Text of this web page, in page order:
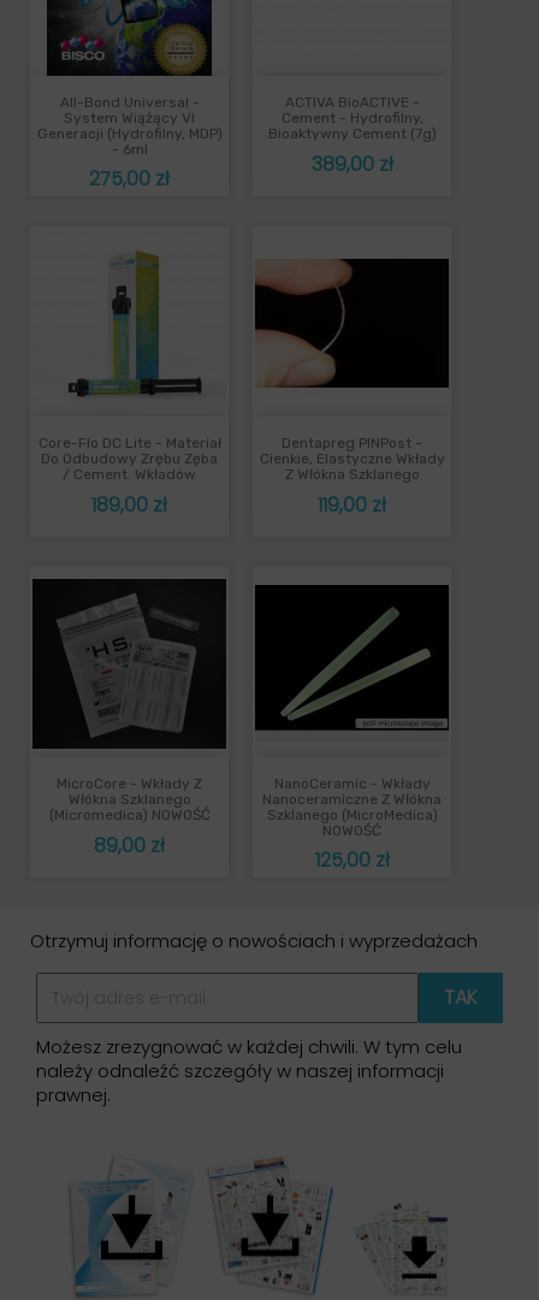
All-Bond Universal -
System Wiążący VI
Generacji (hydrofilny, MDP)
- 6ml
Cena
275,00 zł
ACTIVA BioACTIVE -
Cement - Hydrofilny,
Bioaktywny Cement (7g)
Cena
389,00 zł
Core-Flo DC Lite - Materiał
Do Odbudowy Zrębu Zęba
/ Cement. Wkładów
Cena
189,00 zł
Dentapreg PINPost -
Cienkie, Elastyczne Wkłady
Z Włókna Szklanego
Cena
119,00 zł
MicroCore - Wkłady Z
Włókna Szklanego
(Micromedica) NOWOŚĆ
Cena
89,00 zł
NanoCeramic - Wkłady
Nanoceramiczne Z Włókna
Szklanego (MicroMedica)
NOWOŚĆ
Cena
125,00 zł
Otrzymuj informację o nowościach i wyprzedażach
Możesz zrezygnować w każdej chwili. W tym celu
należy odnaleźć szczegóły w naszej informacji
prawnej.